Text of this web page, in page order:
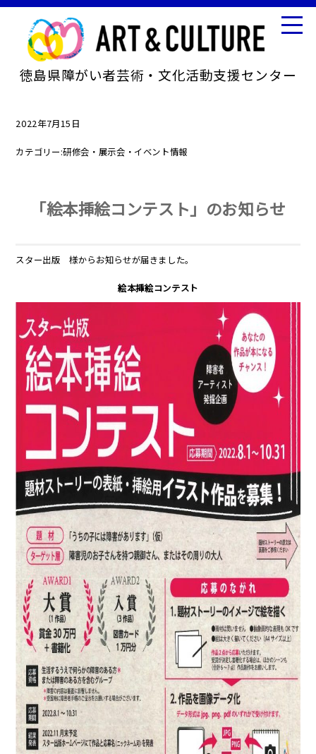
徳島県障がい者芸術・文化活動支援センター
2022年7月15日
カテゴリー:研修会・展示会・イベント情報
「絵本挿絵コンテスト」のお知らせ
スター出版 様からお知らせが届きました。
絵本挿絵コンテスト